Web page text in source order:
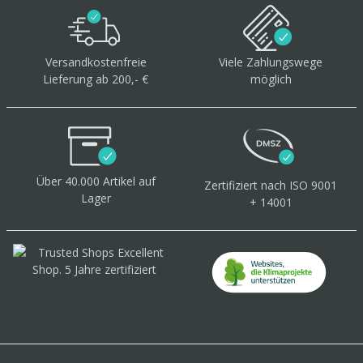
Versandkostenfreie
Lieferung ab 200,- €
Viele Zahlungswege
möglich
Über 40.000 Artikel auf
Lager
Zertifiziert nach ISO 9001
+ 14001